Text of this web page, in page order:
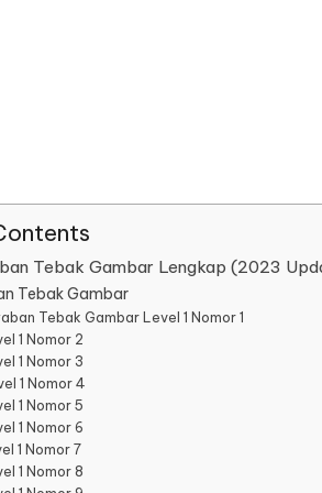
Tebak Gambar Lengkap (2023
Tebak Gambar
Tebak Gambar Level 1 Nomor 1
1 Nomor 2
1 Nomor 3
1 Nomor 4
1 Nomor 5
1 Nomor 6
1 Nomor 7
1 Nomor 8